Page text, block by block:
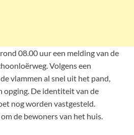
08.00 uur een melding van de
Volgens een
vlammen al snel uit het pand,
opging. De identiteit van de
nog worden vastgesteld.
de bewoners van het huis.